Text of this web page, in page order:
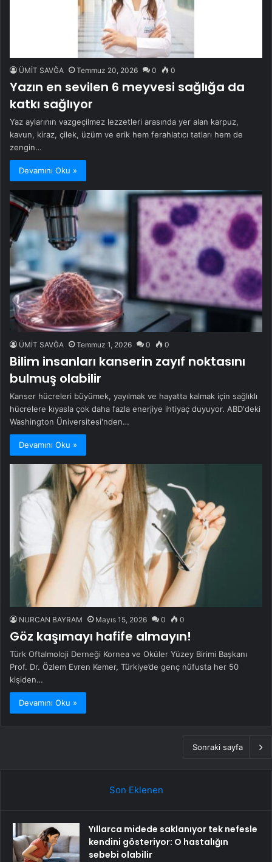
ÜMİT SAVĞA Temmuz 20, 2026 0 0
Yazın en sevilen 6 meyvesi sağlığa da
katkı sağlıyor
Yaz aylarının vazgeçilmez lezzetleri arasında yer alan karpuz,
kavun, kiraz, çilek, üzüm ve erik hem ferahlatıcı tatları hem de
zengin…
Devamını Oku »
ÜMİT SAVĞA Temmuz 1, 2026 0 0
Bilim insanları kanserin zayıf noktasını
bulmuş olabilir
Kanser hücreleri büyümek, yayılmak ve hayatta kalmak için sağlıklı
hücrelere kıyasla çok daha fazla enerjiye ihtiyaç duyuyor. ABD'deki
Washington Üniversitesi'nden…
Devamını Oku »
NURCAN BAYRAM Mayıs 15, 2026 0 0
Göz kaşımayı hafife almayın!
Türk Oftalmoloji Derneği Kornea ve Oküler Yüzey Birimi Başkanı
Prof. Dr. Özlem Evren Kemer, Türkiye’de genç nüfusta her 50
kişiden…
Devamını Oku »
Sonraki sayfa
Son Eklenen
Yıllarca midede saklanıyor tek nefesle
kendini gösteriyor: O hastalığın
sebebi olabilir